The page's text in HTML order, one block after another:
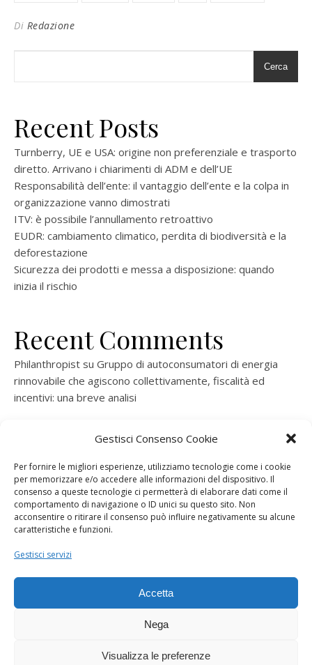
Gestisci Consenso Cookie
Per fornire le migliori esperienze, utilizziamo tecnologie come i cookie
per memorizzare e/o accedere alle informazioni del dispositivo. Il
consenso a queste tecnologie ci permetterà di elaborare dati come il
comportamento di navigazione o ID unici su questo sito. Non
acconsentire o ritirare il consenso può influire negativamente su alcune
caratteristiche e funzioni.
Gestisci servizi
Accetta
Nega
Visualizza le preferenze
Di Redazione
Cerca
Recent Posts
Turnberry, UE e USA: origine non preferenziale e trasporto
diretto. Arrivano i chiarimenti di ADM e dell’UE
Responsabilità dell’ente: il vantaggio dell’ente e la colpa in
organizzazione vanno dimostrati
ITV: è possibile l’annullamento retroattivo
EUDR: cambiamento climatico, perdita di biodiversità e la
deforestazione
Sicurezza dei prodotti e messa a disposizione: quando
inizia il rischio
Recent Comments
Philanthropist su Gruppo di autoconsumatori di energia
rinnovabile che agiscono collettivamente, fiscalità ed
incentivi: una breve analisi
rinnovabile che agiscono collettivamente, fiscalità ed
ramatogelsuGruppo di autoconsumatori di energia
rinnovabile che agiscono collettivamente, fiscalità ed
incentivi: una breve analisi
consorzio per la produzione di energia elettrica